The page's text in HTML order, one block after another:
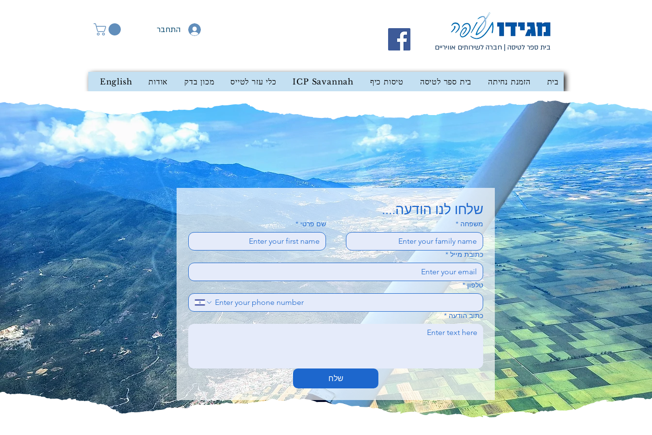
התחבר
בית ספר לטיסה | חברה לשירותים אוויריים
בית הזמנת נחיתה בית ספר לטיסה טיסות כיף ICP Savannah כלי עזר לטייס מכון בדק אודות English
שלחו לנו הודעה....
משפחה * שם פרטי *
כתובת מייל *
טלפון *
כתוב הודעה *
שלח